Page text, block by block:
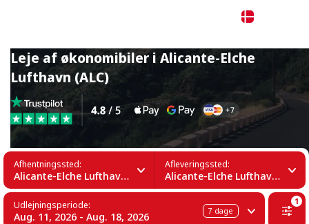
Leje af økonomibiler i Alicante-Elche
Lufthavn (ALC)
Afhentningssted:
Alicante-Elche Lufthavn (ALC)
Afleveringssted:
Alicante-Elche Lufthavn (ALC)
Udlejningsperiode:
Aug. 11, 2026 - Aug. 18, 2026 7 dage
1